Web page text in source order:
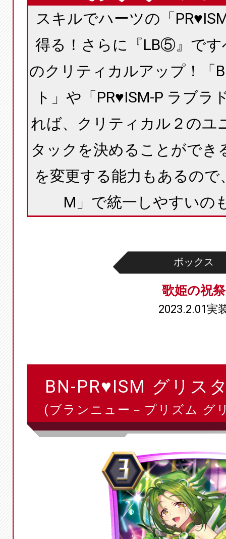
スキルでハーツの「
得る！さらに『LB⑤』です
のクリティカルアップ！「
ト」や「PR♥ISM-P ラブラ
れば、クリティカル２のユ
タックを決めることができ
を変更する能力もあるので
M」で統一しやすいの
ボックス
歌姫の祝祭
2023.2.01実
BN-PR♥ISM グリス
(ブランニュー－プリズム グ